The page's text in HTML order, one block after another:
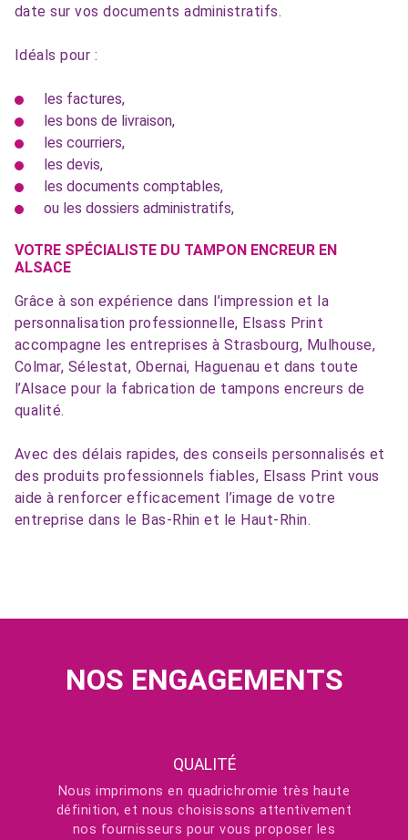
date sur vos documents administratifs.
Idéals pour :
les factures,
les bons de livraison,
les courriers,
les devis,
les documents comptables,
ou les dossiers administratifs,
VOTRE SPÉCIALISTE DU TAMPON ENCREUR EN
ALSACE
Grâce à son expérience dans l’impression et la
personnalisation professionnelle, Elsass Print
accompagne les entreprises à Strasbourg, Mulhouse,
Colmar, Sélestat, Obernai, Haguenau et dans toute
l’Alsace pour la fabrication de tampons encreurs de
qualité.
Avec des délais rapides, des conseils personnalisés et
des produits professionnels fiables, Elsass Print vous
aide à renforcer efficacement l’image de votre
entreprise dans le Bas-Rhin et le Haut-Rhin.
NOS ENGAGEMENTS
QUALITÉ
Nous imprimons en quadrichromie très haute
définition, et nous choisissons attentivement
nos fournisseurs pour vous proposer les